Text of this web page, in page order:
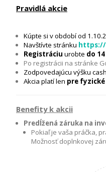
Pravidlá akcie
Kúpte si v období od
Navštívte stránku https://
Registráciu urobte do
Po registrácii na stránke
Zodpovedajúcu výšku
Akcia platí len pre
Benefity k akcii
Predĺžená záruka na
Pokiaľ je vaša práčka,
Možnosť doplnkovej